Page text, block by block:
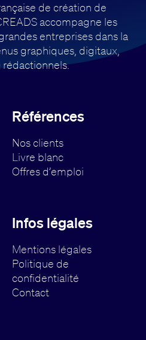
de création de
accompagne les
entreprises dans la
graphiques, digitaux,
Références
Nos clients
Livre blanc
Offres d’emploi
Infos légales
Mentions légales
Politique de
confidentialité
Contact